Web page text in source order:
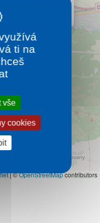
|©OpenStreetMapcontributors
ti na
vše
cookies